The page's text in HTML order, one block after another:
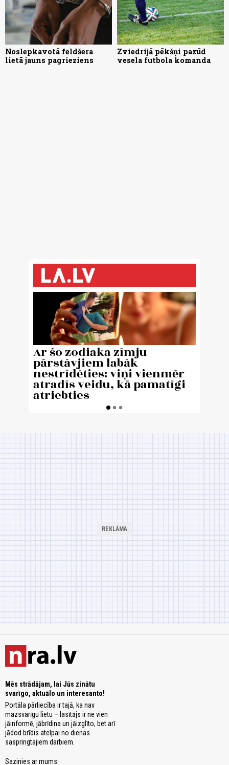
Noslepkavotā feldšera
lietā jauns pagrieziens
Zviedrijā pēkšņi pazūd
vesela futbola komanda
Mēs strādājam, lai Jūs zinātu
svarīgo, aktuālo un interesanto!
Portāla pārliecība ir tajā, ka nav
mazsvarīgu lietu – lasītājs ir ne vien
jāinformē, jābrīdina un jāizglīto, bet arī
jādod brīdis atelpai no dienas
saspringtajiem darbiem.
Sazinies ar mums: